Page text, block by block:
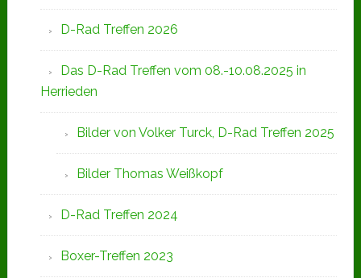
D-Rad Treffen 2026
Das D-Rad Treffen vom 08.-10.08.2025 in
Herrieden
Bilder von Volker Turck, D-Rad Treffen 2025
Bilder Thomas Weißkopf
D-Rad Treffen 2024
Boxer-Treffen 2023